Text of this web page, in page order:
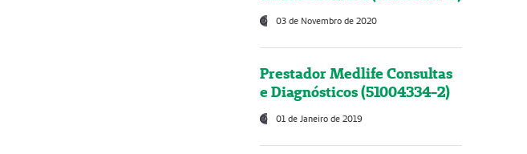
03 de Novembro de 2020
Prestador Medlife Consultas
e Diagnósticos (51004334-2)
01 de Janeiro de 2019